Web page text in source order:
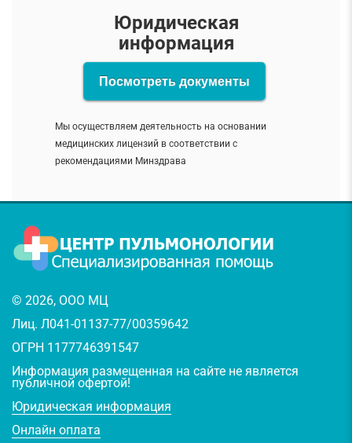
Юридическая
информация
Посмотреть документы
Мы осуществляем деятельность на основании
медицинских лицензий в соответствии с
рекомендациями Минздрава
© 2026, ООО МЦ
Лиц. Л041-01137-77/00359642
ОГРН 1177746391547
Информация размещенная на сайте не является
публичной офертой!
Юридическая информация
Онлайн оплата